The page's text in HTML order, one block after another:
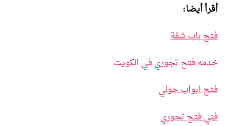
أقرأ أيضا:
فتح باب شقة
خدمه فتح تجوري في الكويت
فتح ابواب حولي
فني فتح تجوري